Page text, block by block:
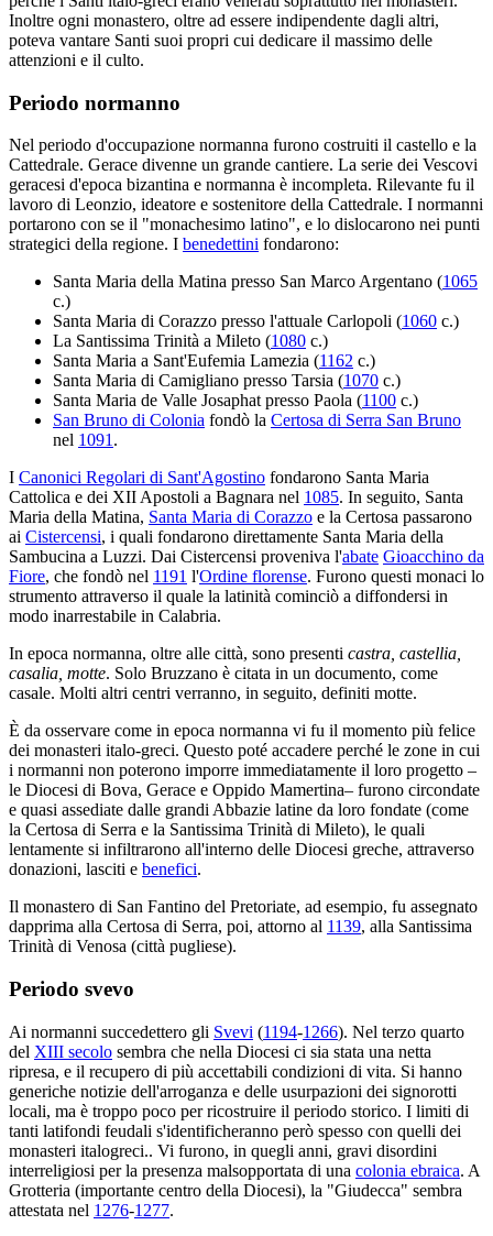
Inoltre ogni monastero, oltre ad essere indipendente dagli altri,
poteva vantare Santi suoi propri cui dedicare il massimo delle
attenzioni e il culto.
Periodo normanno
Nel periodo d'occupazione normanna furono costruiti il castello e la
Cattedrale. Gerace divenne un grande cantiere. La serie dei Vescovi
geracesi d'epoca bizantina e normanna è incompleta. Rilevante fu il
lavoro di Leonzio, ideatore e sostenitore della Cattedrale. I normanni
portarono con se il "monachesimo latino", e lo dislocarono nei punti
strategici della regione. I benedettini fondarono:
Santa Maria della Matina presso San Marco Argentano (1065
c.)
Santa Maria di Corazzo presso l'attuale Carlopoli (1060 c.)
La Santissima Trinità a Mileto (1080 c.)
Santa Maria a Sant'Eufemia Lamezia (1162 c.)
Santa Maria di Camigliano presso Tarsia (1070 c.)
Santa Maria de Valle Josaphat presso Paola (1100 c.)
San Bruno di Colonia fondò la Certosa di Serra San Bruno
nel 1091 .
I Canonici Regolari di Sant'Agostino fondarono Santa Maria
Cattolica e dei XII Apostoli a Bagnara nel 1085. In seguito, Santa
Maria della Matina, Santa Maria di Corazzo e la Certosa passarono
ai Cistercensi, i quali fondarono direttamente Santa Maria della
Sambucina a Luzzi. Dai Cistercensi proveniva l'abate Gioacchino da
Fiore, che fondò nel 1191 l'Ordine florense. Furono questi monaci lo
strumento attraverso il quale la latinità cominciò a diffondersi in
modo inarrestabile in Calabria.
In epoca normanna, oltre alle città, sono presenti castra, castellia,
casalia, motte. Solo Bruzzano è citata in un documento, come
casale. Molti altri centri verranno, in seguito, definiti motte.
È da osservare come in epoca normanna vi fu il momento più felice
dei monasteri italo-greci. Questo poté accadere perché le zone in cui
i normanni non poterono imporre immediatamente il loro progetto –
le Diocesi di Bova, Gerace e Oppido Mamertina– furono circondate
e quasi assediate dalle grandi Abbazie latine da loro fondate (come
la Certosa di Serra e la Santissima Trinità di Mileto), le quali
lentamente si infiltrarono all'interno delle Diocesi greche, attraverso
donazioni, lasciti e benefici.
Il monastero di San Fantino del Pretoriate, ad esempio, fu assegnato
dapprima alla Certosa di Serra, poi, attorno al 1139, alla Santissima
Trinità di Venosa (città pugliese).
Periodo svevo
Ai normanni succedettero gli Svevi (1194-1266). Nel terzo quarto
del XIII secolo sembra che nella Diocesi ci sia stata una netta
ripresa, e il recupero di più accettabili condizioni di vita. Si hanno
generiche notizie dell'arroganza e delle usurpazioni dei signorotti
locali, ma è troppo poco per ricostruire il periodo storico. I limiti di
tanti latifondi feudali s'identificheranno però spesso con quelli dei
monasteri italogreci.. Vi furono, in quegli anni, gravi disordini
interreligiosi per la presenza malsopportata di una colonia ebraica. A
Grotteria (importante centro della Diocesi), la "Giudecca" sembra
attestata nel 1276-1277.